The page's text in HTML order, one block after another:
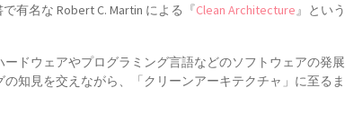
で有名な Robert C. Martin による『Clean Architecture 』とい
ドウェアやプログラミング言語などのソフトウェアの発
知見を交えながら、「クリーンアーキテクチャ」に至る